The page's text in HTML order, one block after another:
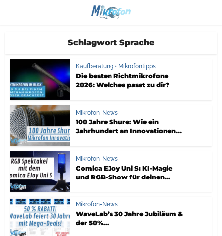
Schlagwort Sprache
Kaufberatung • Mikrofontipps
Die besten Richtmikrofone
2026: Welches passt zu dir?
Mikrofon-News
100 Jahre Shure: Wie ein
Jahrhundert an Innovationen...
Mikrofon-News
Comica EJoy Uni S: KI-Magie
und RGB-Show für deinen...
Mikrofon-News
WaveLab’s 30 Jahre Jubiläum &
der 50%...